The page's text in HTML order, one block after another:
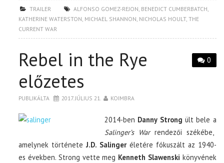
TRAILER ALFONSO GOMEZ-REJON, BENEDICT CUMBERBATCH,
KATHERINE WATERSTON, MICHAEL SHANNON, NICHOLAS HOULT,THE
CURRENT WAR
0
Rebel in the Rye
előzetes
PUBLIKÁLTA 2017. JÚLIUS 21. KOIMBRA
2014-ben Danny Strong ült bele a
Salinger’s Warrendezői székébe,
amelynek történeteJ.D. Salingeréletére fókuszált az 1940-
es években. Strong vette meg Kenneth Slawenski könyvének